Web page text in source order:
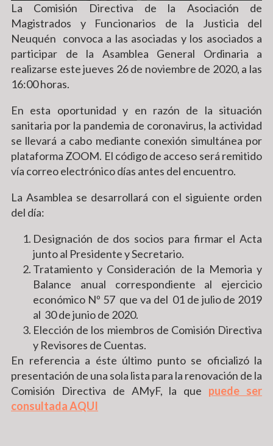
La Comisión Directiva de la Asociación de
Magistrados y Funcionarios de la Justicia del
Neuquén convoca a las asociadas y los asociados a
participar de la Asamblea General Ordinaria a
realizarse este jueves 26 de noviembre de 2020, a las
16:00 horas.
En esta oportunidad y en razón de la situación
sanitaria por la pandemia de coronavirus, la actividad
se llevará a cabo mediante conexión simultánea por
plataforma ZOOM. El código de acceso será remitido
vía correo electrónico días antes del encuentro.
La Asamblea se desarrollará con el siguiente orden
del día:
Designación de dos socios para firmar el Acta
junto al Presidente y Secretario.
Tratamiento y Consideración de la Memoria y
Balance anual correspondiente al ejercicio
económico Nº 57 que va del 01 de julio de 2019
al 30 de junio de 2020.
Elección de los miembros de Comisión Directiva
y Revisores de Cuentas.
En referencia a éste último punto se oficializó la
presentación de una sola lista para la renovación de la
Comisión Directiva de AMyF, la que puede ser
consultada AQUI